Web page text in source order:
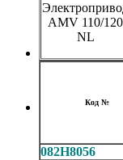
AMV 110/120
NL
Код №
082H8056